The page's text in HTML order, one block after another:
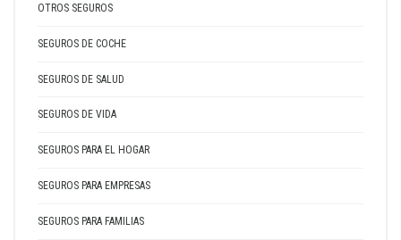
OTROS SEGUROS
SEGUROS DE COCHE
SEGUROS DE SALUD
SEGUROS DE VIDA
SEGUROS PARA EL HOGAR
SEGUROS PARA EMPRESAS
SEGUROS PARA FAMILIAS